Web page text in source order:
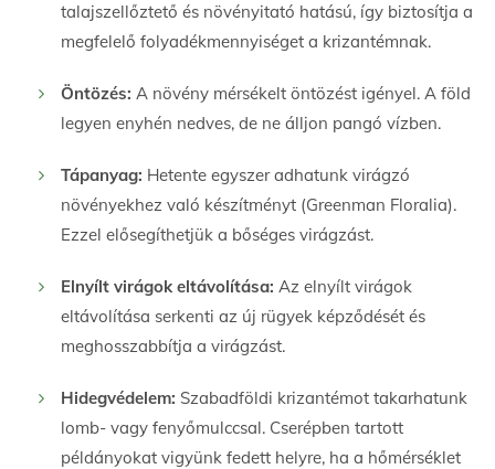
talajszellőztető és növényitató hatású, így biztosítja a
megfelelő folyadékmennyiséget a krizantémnak.
Öntözés: A növény mérsékelt öntözést igényel. A föld
legyen enyhén nedves, de ne álljon pangó vízben.
Tápanyag: Hetente egyszer adhatunk virágzó
növényekhez való készítményt (Greenman Floralia).
Ezzel elősegíthetjük a bőséges virágzást.
Elnyílt virágok eltávolítása: Az elnyílt virágok
eltávolítása serkenti az új rügyek képződését és
meghosszabbítja a virágzást.
Hidegvédelem: Szabadföldi krizantémot takarhatunk
lomb- vagy fenyőmulccsal. Cserépben tartott
példányokat vigyünk fedett helyre, ha a hőmérséklet